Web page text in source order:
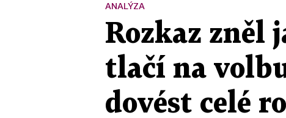
ANALÝZA
Rozkaz zněl
tlačí na
dovést celé